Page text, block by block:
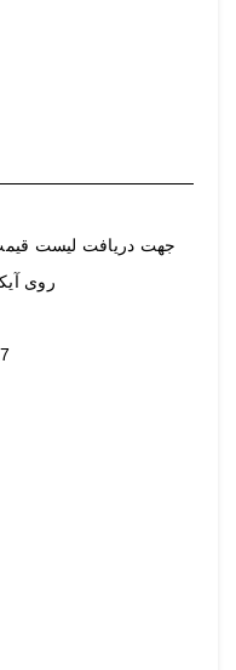
جهت دریافت لیست
روی